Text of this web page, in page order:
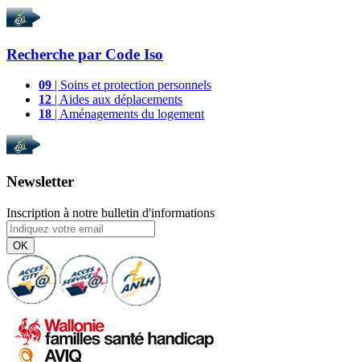
Recherche par Code Iso
09 | Soins et protection personnels
12 | Aides aux déplacements
18 | Aménagements du logement
Newsletter
Inscription à notre bulletin d'informations
OK